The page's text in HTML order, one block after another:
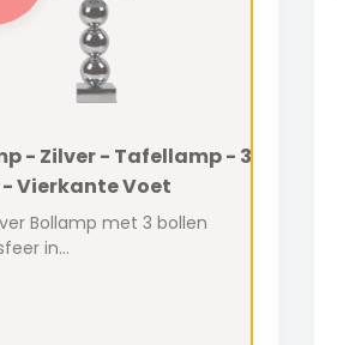
- Zilver - Tafellamp - 3
- Vierkante Voet
Bollamp met 3 bollen
in...